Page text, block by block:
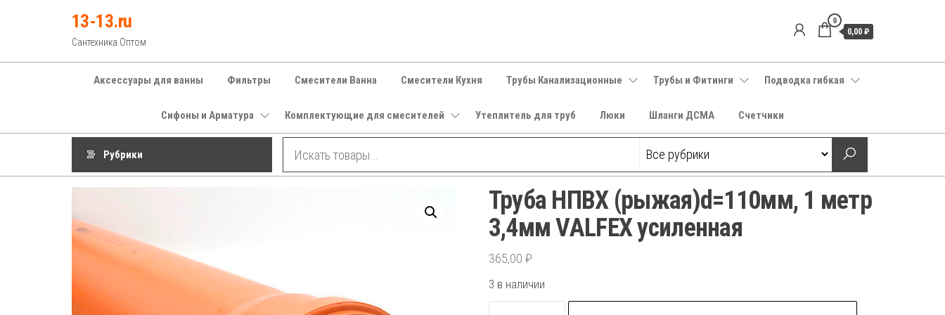
13-13.ru
Сантехника Оптом
0
0,00 ₽
Аксессуары для ванны Фильтры Смесители Ванна Смесители Кухня Трубы Канализационные Трубы и Фитинги Подводка гибкая
Сифоны и Арматура Комплектующие для смесителей Утеплитель для труб Люки Шланги ДСМА Счетчики
Рубрики
Труба НПВХ (рыжая)d=110мм, 1 метр
3,4мм VALFEX усиленная
365,00 ₽
3 в наличии